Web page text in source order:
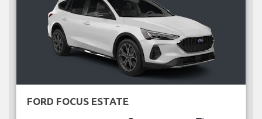
FORD FOCUS ESTATE